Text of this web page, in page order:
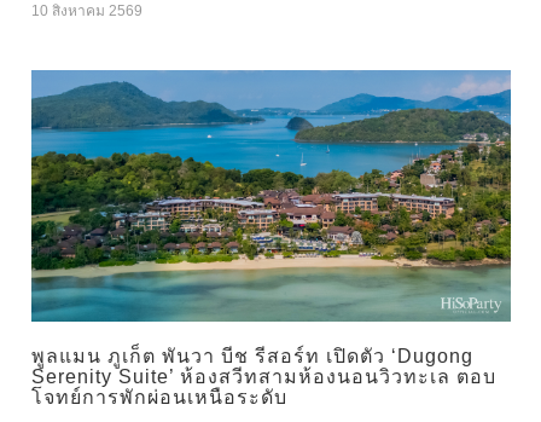
10 สิงหาคม 2569
พูลแมน ภูเก็ต พันวา บีช รีสอร์ท เปิดตัว ‘Dugong
Serenity Suite’ ห้องสวีทสามห้องนอนวิวทะเล ตอบ
โจทย์การพักผ่อนเหนือระดับ